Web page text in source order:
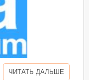
ЧИТАТЬ ДАЛЬШЕ